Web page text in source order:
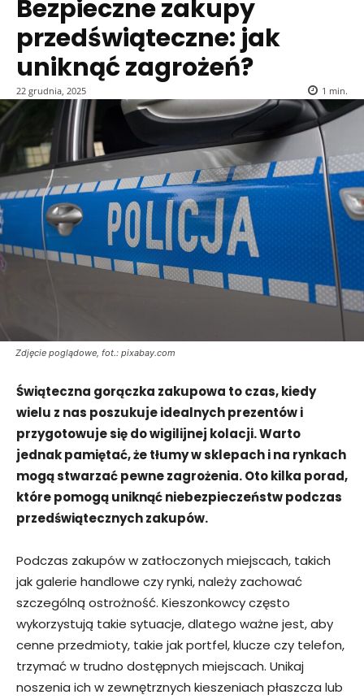
Bezpieczne zakupy
przedświąteczne: jak
uniknąć zagrożeń?
22 grudnia, 2025 1 min.
Zdjęcie poglądowe, fot.: pixabay.com
Świąteczna gorączka zakupowa to czas, kiedy
wielu z nas poszukuje idealnych prezentów i
przygotowuje się do wigilijnej kolacji. Warto
jednak pamiętać, że tłumy w sklepach i na rynkach
mogą stwarzać pewne zagrożenia. Oto kilka porad,
które pomogą uniknąć niebezpieczeństw podczas
przedświątecznych zakupów.
Podczas zakupów w zatłoczonych miejscach, takich
jak galerie handlowe czy rynki, należy zachować
szczególną ostrożność. Kieszonkowcy często
wykorzystują takie sytuacje, dlatego ważne jest, aby
cenne przedmioty, takie jak portfel, klucze czy telefon,
trzymać w trudno dostępnych miejscach. Unikaj
noszenia ich w zewnętrznych kieszeniach płaszcza lub